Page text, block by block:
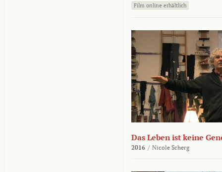
Film online erhältlich
Das Leben ist keine
2016 / Nicole Scherg